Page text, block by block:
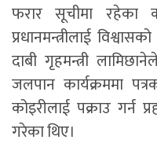
फरार सूचीमा रहेका
प्रधानमन्त्रीलाई
दाबी गृहमन्त्री
जलपान कार्यक्रममा
कोइरीलाई पक्राउ गर्न
गरेका थिए।